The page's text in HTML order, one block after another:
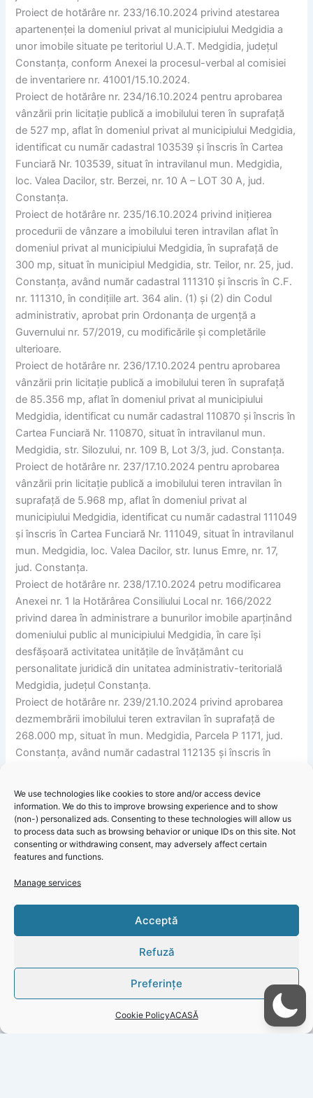
We use technologies like cookies to store and/or access device
information. We do this to improve browsing experience and to show
(non-) personalized ads. Consenting to these technologies will allow us
to process data such as browsing behavior or unique IDs on this site. Not
consenting or withdrawing consent, may adversely affect certain
features and functions.
Manage services
Acceptă
Refuză
Preferințe
Cookie PolicyACASĂ
Proiect de hotărâre nr. 233/16.10.2024 privind atestarea
apartenenței la domeniul privat al municipiului Medgidia a
unor imobile situate pe teritoriul U.A.T. Medgidia, județul
Constanța, conform Anexei la procesul-verbal al comisiei
de inventariere nr. 41001/15.10.2024.
Proiect de hotărâre nr. 234/16.10.2024 pentru aprobarea
vânzării prin licitație publică a imobilului teren în suprafață
de 527 mp, aflat în domeniul privat al municipiului Medgidia,
identificat cu număr cadastral 103539 și înscris în Cartea
Funciară Nr. 103539, situat în intravilanul mun. Medgidia,
loc. Valea Dacilor, str. Berzei, nr. 10 A – LOT 30 A, jud.
Constanța.
Proiect de hotărâre nr. 235/16.10.2024 privind inițierea
procedurii de vânzare a imobilului teren intravilan aflat în
domeniul privat al municipiului Medgidia, în suprafață de
300 mp, situat în municipiul Medgidia, str. Teilor, nr. 25, jud.
Constanța, având număr cadastral 111310 și înscris în C.F.
nr. 111310, în condițiile art. 364 alin. (1) și (2) din Codul
administrativ, aprobat prin Ordonanța de urgență a
Guvernului nr. 57/2019, cu modificările și completările
ulterioare.
Proiect de hotărâre nr. 236/17.10.2024 pentru aprobarea
vânzării prin licitație publică a imobilului teren în suprafață
de 85.356 mp, aflat în domeniul privat al municipiului
Medgidia, identificat cu număr cadastral 110870 și înscris în
Cartea Funciară Nr. 110870, situat în intravilanul mun.
Medgidia, str. Silozului, nr. 109 B, Lot 3/3, jud. Constanța.
Proiect de hotărâre nr. 237/17.10.2024 pentru aprobarea
vânzării prin licitație publică a imobilului teren intravilan în
suprafață de 5.968 mp, aflat în domeniul privat al
municipiului Medgidia, identificat cu număr cadastral 111049
și înscris în Cartea Funciară Nr. 111049, situat în intravilanul
mun. Medgidia, loc. Valea Dacilor, str. Iunus Emre, nr. 17,
jud. Constanța.
Proiect de hotărâre nr. 238/17.10.2024 petru modificarea
Anexei nr. 1 la Hotărârea Consiliului Local nr. 166/2022
privind darea în administrare a bunurilor imobile aparținând
domeniului public al municipiului Medgidia, în care își
desfășoară activitatea unitățile de învățământ cu
personalitate juridică din unitatea administrativ-teritorială
Medgidia, județul Constanța.
Proiect de hotărâre nr. 239/21.10.2024 privind aprobarea
dezmembrării imobilului teren extravilan în suprafață de
268.000 mp, situat în mun. Medgidia, Parcela P 1171, jud.
Constanța, având număr cadastral 112135 și înscris în
Primaria Medgidia – PROIECTUL ORDINII DE ZI privind
ședința ordinară din data de 21 octombrie 2024, ora 16:30